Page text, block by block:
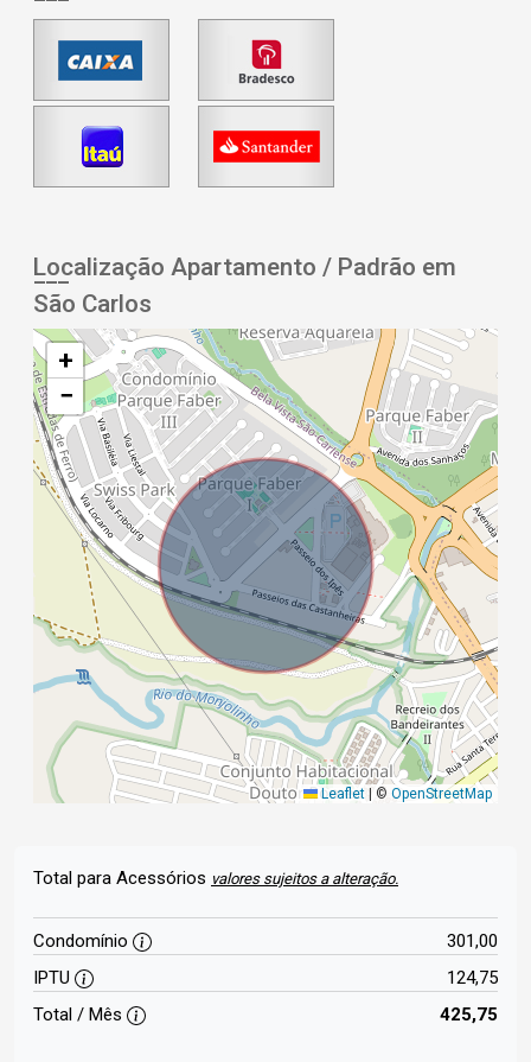
Localização Apartamento / Padrão em
São Carlos
+
−
Leaflet © OpenStreetMap
Total para Acessórios valores sujeitos a alteração.
Condomínio
301,00
IPTU
124,75
Total / Mês
425,75